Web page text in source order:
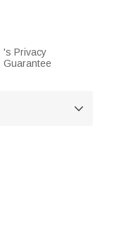
's Privacy
Guarantee
